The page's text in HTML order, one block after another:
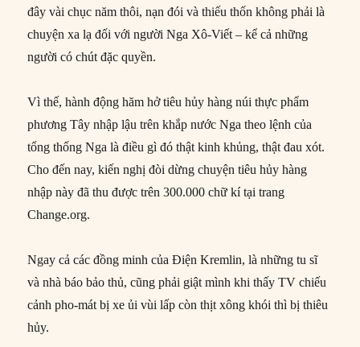
đây vài chục năm thôi, nạn đói và thiếu thốn không phải là
chuyện xa lạ đối với người Nga Xô-Viết – kể cả những
người có chút đặc quyền.
Vì thế, hành động hăm hở tiêu hủy hàng núi thực phẩm
phương Tây nhập lậu trên khắp nước Nga theo lệnh của
tổng thống Nga là điều gì đó thật kinh khủng, thật đau xót.
Cho đến nay, kiến nghị đòi dừng chuyện tiêu hủy hàng
nhập này đã thu được trên 300.000 chữ kí tại trang
Change.org.
Ngay cả các đồng minh của Điện Kremlin, là những tu sĩ
và nhà báo bảo thủ, cũng phải giật mình khi thấy TV chiếu
cảnh pho-mát bị xe ủi vùi lấp còn thịt xông khói thì bị thiêu
hủy.